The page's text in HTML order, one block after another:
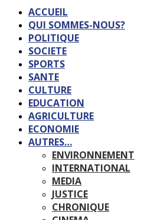
ACCUEIL
QUI SOMMES-NOUS?
POLITIQUE
SOCIETE
SPORTS
SANTE
CULTURE
EDUCATION
AGRICULTURE
ECONOMIE
AUTRES…
ENVIRONNEMENT
INTERNATIONAL
MEDIA
JUSTICE
CHRONIQUE